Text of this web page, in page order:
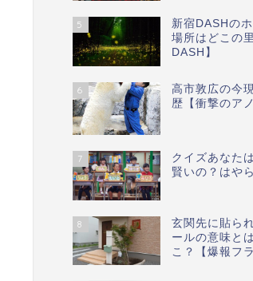
5
新宿DASHの
場所はどこの
DASH】
6
高市敦広の今
歴【衝撃のアノ
7
クイズあなた
賢いの？はや
8
玄関先に貼ら
ールの意味と
こ？【爆報フ